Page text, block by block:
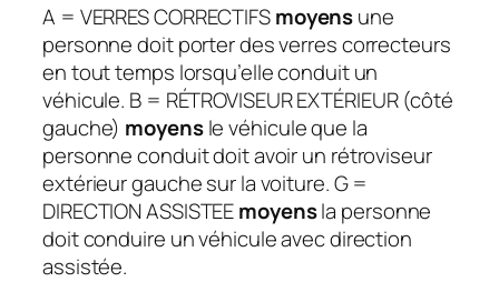
A = VERRES CORRECTIFSmoyensune
personne doit porter des verres correcteurs
en tout temps lorsqu’elle conduit un
véhicule. B = RÉTROVISEUR EXTÉRIEUR (côté
gauche) moyensle véhicule que la
personne conduit doit avoir un rétroviseur
extérieur gauche sur la voiture. G =
DIRECTION ASSISTEEmoyensla personne
doit conduire un véhicule avec direction
assistée.